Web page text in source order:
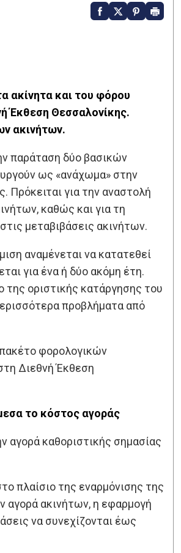
ακίνητα και του φόρου
Έκθεση Θεσσαλονίκης.
ακινήτων.
παράταση δύο βασικών
ως «ανάχωμα» στην
Πρόκειται για την αναστολή
καθώς και για τη
μεταβιβάσεις ακινήτων.
αναμένεται να κατατεθεί
για ένα ή δύο ακόμη έτη.
της οριστικής κατάργησης του
προβλήματα από
φορολογικών
Διεθνή Έκθεση
το κόστος αγοράς
καθοριστικής σημασίας
πλαίσιο της εναρμόνισης της
αγορά ακινήτων, η εφαρμογή
να συνεχίζονται έως